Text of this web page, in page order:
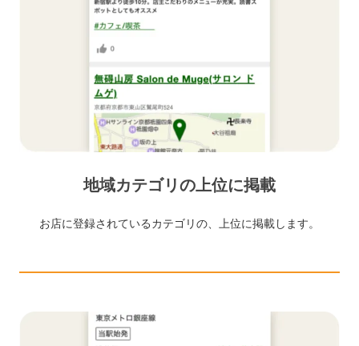
地域カテゴリの上位に掲載
お店に登録されているカテゴリの、上位に掲載します。